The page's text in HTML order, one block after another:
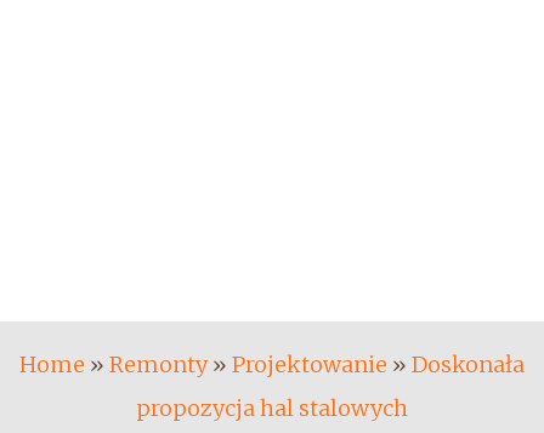
Home » Remonty» Projektowanie » Doskonała
propozycja hal stalowych